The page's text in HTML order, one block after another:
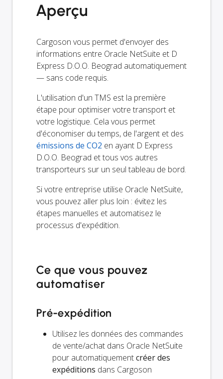
Aperçu
Cargoson vous permet d'envoyer des
informations entre Oracle NetSuite et D
Express D.O.O. Beograd automatiquement
— sans code requis.
L'utilisation d'un TMS est la première
étape pour optimiser votre transport et
votre logistique. Cela vous permet
d'économiser du temps, de l'argent et des
émissions de CO2 en ayant D Express
D.O.O. Beograd et tous vos autres
transporteurs sur un seul tableau de bord.
Si votre entreprise utilise Oracle NetSuite,
vous pouvez aller plus loin : évitez les
étapes manuelles et automatisez le
processus d'expédition.
Ce que vous pouvez
automatiser
Pré-expédition
Utilisez les données des commandes
de vente/achat dans Oracle NetSuite
pour automatiquementcréer des
expéditions dans Cargoson